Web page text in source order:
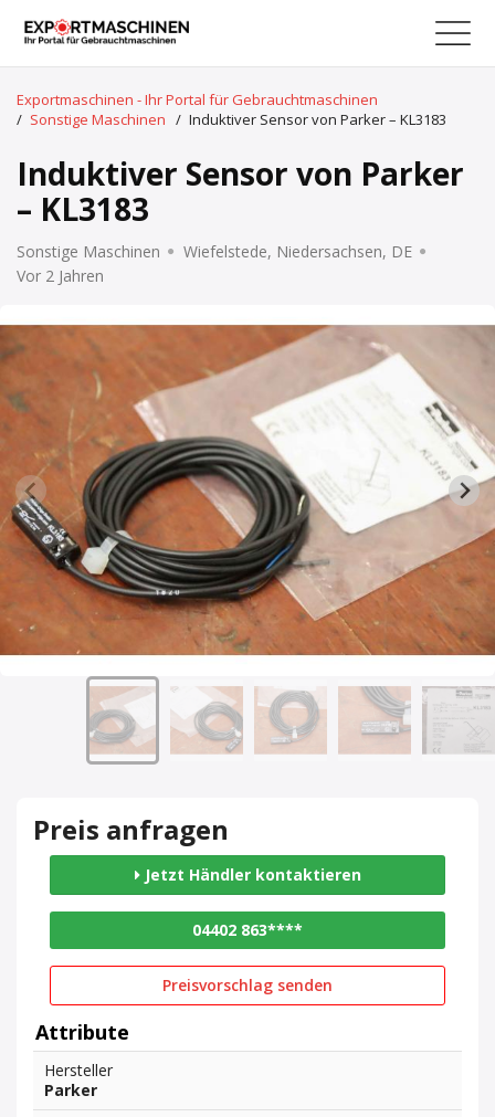
Exportmaschinen - Ihr Portal für Gebrauchtmaschinen
/ Sonstige Maschinen / Induktiver Sensor von Parker – KL3183
Induktiver Sensor von Parker
– KL3183
Sonstige Maschinen
Wiefelstede, Niedersachsen, DE
Vor 2 Jahren
Preis anfragen
Jetzt Händler kontaktieren
04402 863****
Preisvorschlag senden
Attribute
Hersteller
Parker